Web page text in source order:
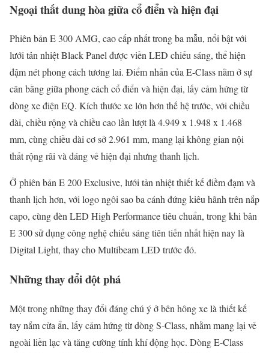
Ngoại thất dung hòa giữa cổ điển và hiện đại
Phiên bản E 300 AMG, cao cấp nhất trong ba mẫu, nổi bật với
lưới tản nhiệt Black Panel được viền LED chiếu sáng, thể hiện
đậm nét phong cách tương lai. Điểm nhấn của E-Class nằm ở sự
cân bằng giữa phong cách cổ điển và hiện đại, lấy cảm hứng từ
dòng xe điện EQ. Kích thước xe lớn hơn thế hệ trước, với chiều
dài, chiều rộng và chiều cao lần lượt là 4.949 x 1.948 x 1.468
mm, cùng chiều dài cơ sở 2.961 mm, mang lại không gian nội
thất rộng rãi và dáng vẻ hiện đại nhưng thanh lịch.
Ở phiên bản E 200 Exclusive, lưới tản nhiệt thiết kế điềm đạm và
thanh lịch hơn, với logo ngôi sao ba cánh đứng kiêu hãnh trên nắp
capo, cùng đèn LED High Performance tiêu chuẩn, trong khi bản
E 300 sử dụng công nghệ chiếu sáng tiên tiến nhất hiện nay là
Digital Light, thay cho Multibeam LED trước đó.
Những thay đổi đột phá
Một trong những thay đổi đáng chú ý ở bên hông xe là thiết kế
tay nắm cửa ẩn, lấy cảm hứng từ dòng S-Class, nhằm mang lại vẻ
ngoài liền lạc và tăng cường tính khí động học. Dòng E-Class